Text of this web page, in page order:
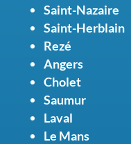
Saint-Nazaire
Saint-Herblain
Rezé
Angers
Cholet
Saumur
Laval
Le Mans